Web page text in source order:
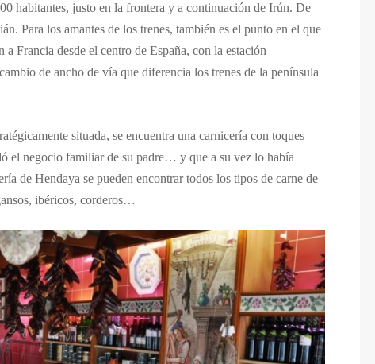
habitantes, justo en la frontera y a continuación de Irún. De
Para los amantes de los trenes, también es el punto en el que
Francia desde el centro de España, con la estación
de ancho de vía que diferencia los trenes de la península
situada, se encuentra una carnicería con toques
el negocio familiar de su padre… y que a su vez lo había
de Hendaya se pueden encontrar todos los tipos de carne de
ibéricos, corderos…